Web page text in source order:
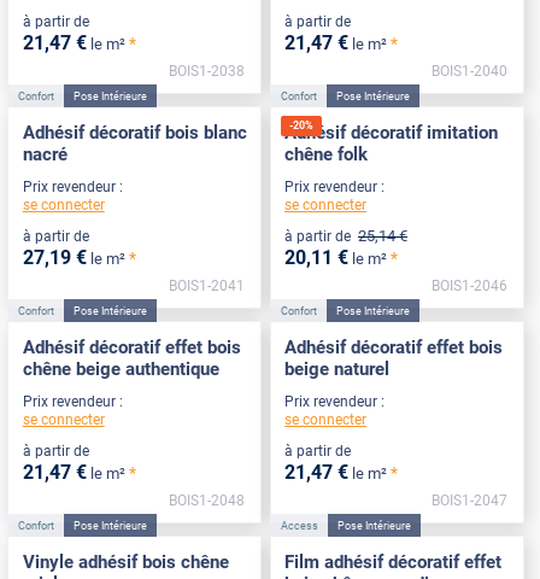
à partir de
21,47 € le m² *
BOIS1-2038
à partir de
21,47 € le m² *
BOIS1-2040
Confort Pose Intérieure
Adhésif décoratif bois blanc
nacré
Prix revendeur :
se connecter
à partir de
27,19 € le m² *
BOIS1-2041
-20%
Confort Pose Intérieure
Adhésif décoratif imitation
chêne folk
Prix revendeur :
se connecter
à partir de 25,14 €
20,11 € le m² *
BOIS1-2046
Confort Pose Intérieure
Adhésif décoratif effet bois
chêne beige authentique
Prix revendeur :
se connecter
à partir de
21,47 € le m² *
BOIS1-2048
Confort Pose Intérieure
Adhésif décoratif effet bois
beige naturel
Prix revendeur :
se connecter
à partir de
21,47 € le m² *
BOIS1-2047
Confort Pose Intérieure
Vinyle adhésif bois chêne
Access Pose Intérieure
Film adhésif décoratif effet